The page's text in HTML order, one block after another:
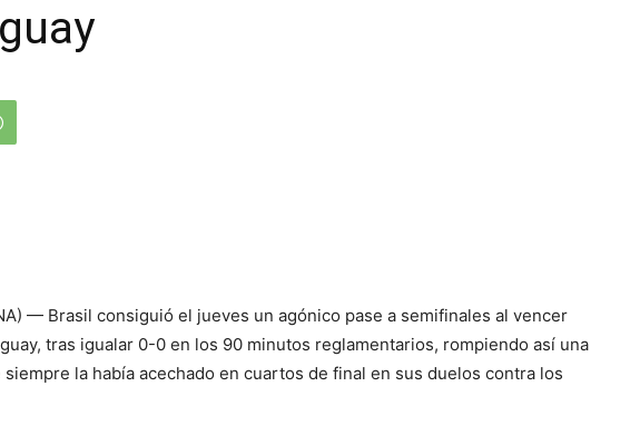
— Brasil consiguió el jueves un agónico pase a semifinales al vencer
tras igualar 0-0 en los 90 minutos reglamentarios, rompiendo así una
la había acechado en cuartos de final en sus duelos contra los